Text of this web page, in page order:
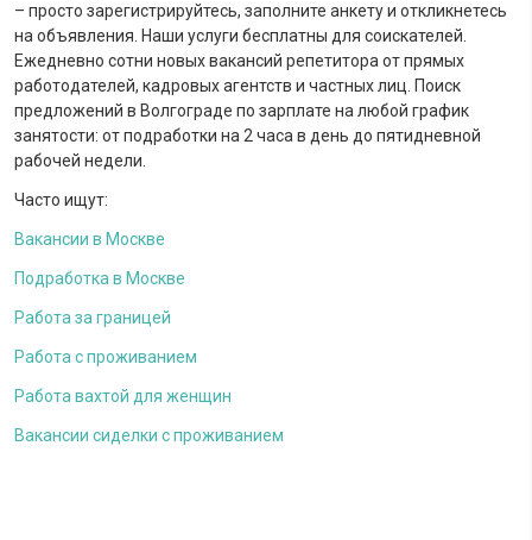
– просто зарегистрируйтесь, заполните анкету и откликнетесь
на объявления. Наши услуги бесплатны для соискателей.
Ежедневно сотни новых вакансий репетитора от прямых
работодателей, кадровых агентств и частных лиц. Поиск
предложений в Волгограде по зарплате на любой график
занятости: от подработки на 2 часа в день до пятидневной
рабочей недели.
Часто ищут:
Вакансии в Москве
Подработка в Москве
Работа за границей
Работа с проживанием
Работа вахтой для женщин
Вакансии сиделки с проживанием